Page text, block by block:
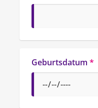
Geburtsdatum *